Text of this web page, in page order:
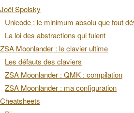
Joël Spolsky
Unicode : le minimum absolu que tout
La loi des abstractions qui fuient
ZSA Moonlander : le clavier ultime
Les défauts des claviers
ZSA Moonlander : QMK : compilation
ZSA Moonlander : ma configuration
Cheatsheets